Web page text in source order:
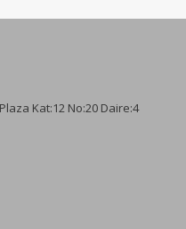
Kat:12 No:20 Daire:4